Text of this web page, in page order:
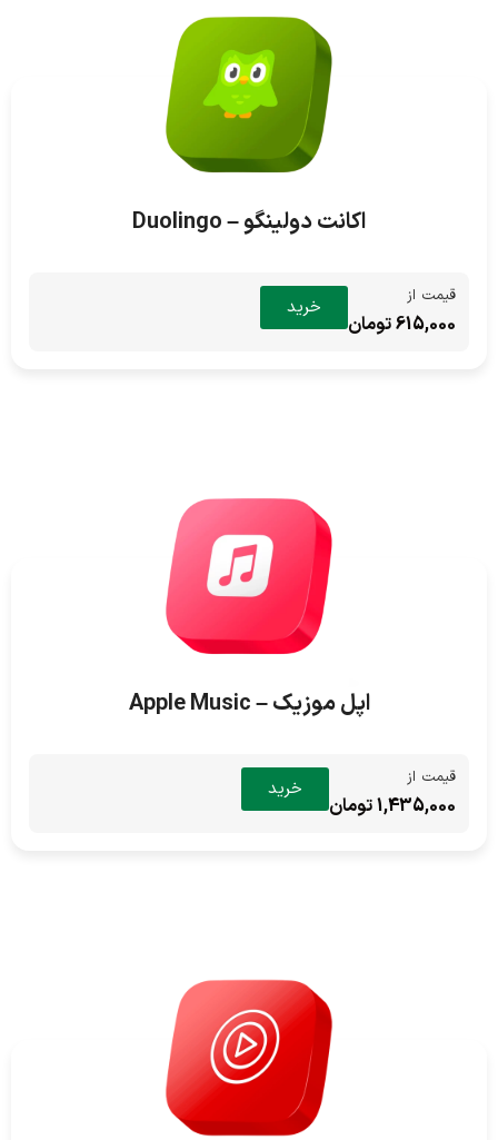
اکانت دولینگو – Duolingo
قیمت از
615,000 تومان
خرید
اپل موزیک – Apple Music
قیمت از
1,435,000 تومان
خرید